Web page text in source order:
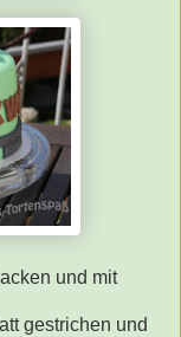
und mit
gestrichen und